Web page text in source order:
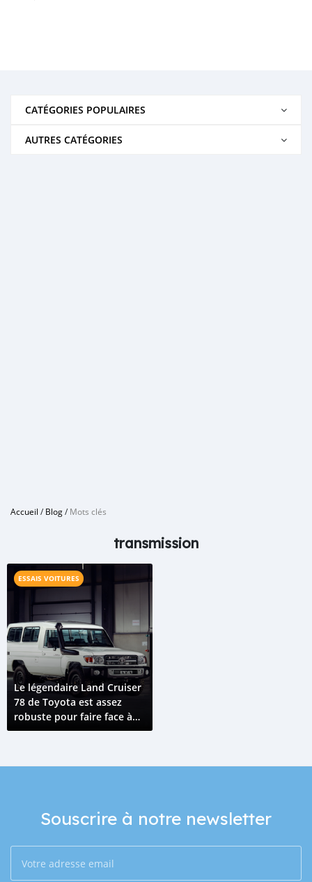
CATÉGORIES POPULAIRES
AUTRES CATÉGORIES
Accueil /Blog/Mots clés
transmission
ESSAIS VOITURES
Le légendaire Land Cruiser
78 de Toyota est assez
robuste pour faire face à
tout ce que vous lui lancez
Souscrire à notre newsletter